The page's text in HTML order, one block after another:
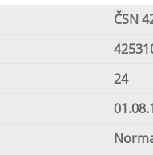
ČSN
24